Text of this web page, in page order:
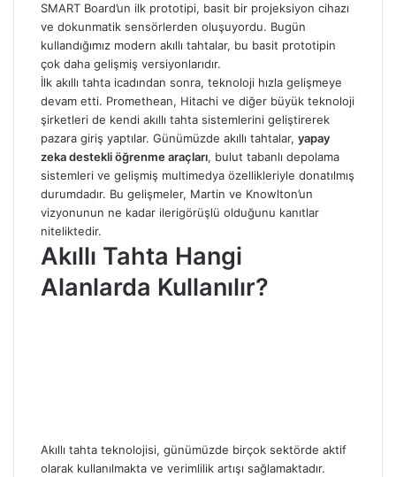
SMART Board’un ilk prototipi, basit bir projeksiyon cihazı
ve dokunmatik sensörlerden oluşuyordu. Bugün
kullandığımız modern akıllı tahtalar, bu basit prototipin
çok daha gelişmiş versiyonlarıdır.
İlk akıllı tahta icadından sonra, teknoloji hızla gelişmeye
devam etti. Promethean, Hitachi ve diğer büyük teknoloji
şirketleri de kendi akıllı tahta sistemlerini geliştirerek
pazara giriş yaptılar. Günümüzde akıllı tahtalar, yapay
zeka destekli öğrenme araçları, bulut tabanlı depolama
sistemleri ve gelişmiş multimedya özellikleriyle donatılmış
durumdadır. Bu gelişmeler, Martin ve Knowlton’un
vizyonunun ne kadar ilerigörüşlü olduğunu kanıtlar
niteliktedir.
Akıllı Tahta Hangi
Alanlarda Kullanılır?
Akıllı tahta teknolojisi, günümüzde birçok sektörde aktif
olarak kullanılmakta ve verimlilik artışı sağlamaktadır.